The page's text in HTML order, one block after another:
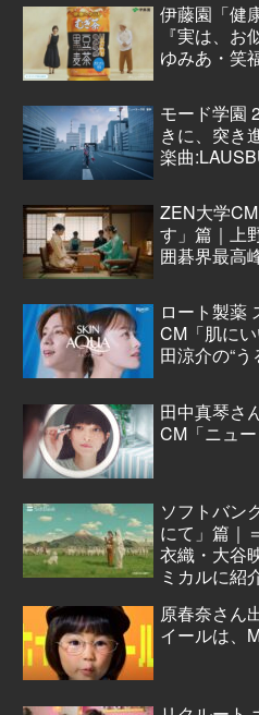
伊藤園「健
『実は、
ゆみあ・笑
モード学園
きに、突き
楽曲
ZEN大学
す」篇｜上
囲碁界最高
ロート製薬
CM「肌に
田涼介の“
田中真琴さ
CM「ニュ
ソフトバン
にて」篇｜
衣織・大谷
ミカルに紹
原春奈さん
イールは、